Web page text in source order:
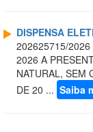
DISPENSA
202625715/2026
2026 A
NATURAL, SEM
DE 20 ... Saiba